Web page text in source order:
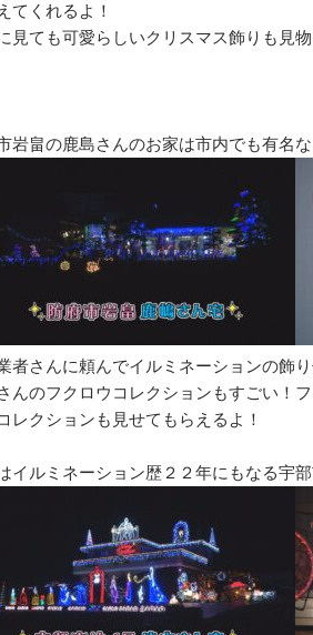
てくれるよ！
見ても可愛らしいクリスマス飾りも見
者さんに頼んでイルミネーションの飾
んのフクロウコレクションもすごい！
レクションも見せてもらえるよ！